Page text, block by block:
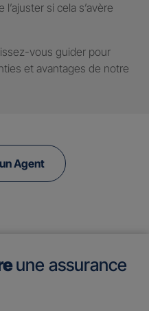
si cela s’avère
vous guider pour
et avantages de notre
Agent
une assurance